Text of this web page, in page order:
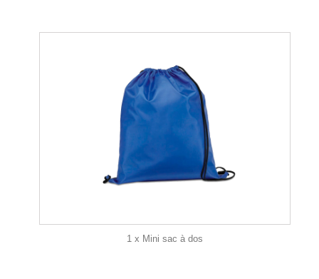
1 x Mini sac à dos